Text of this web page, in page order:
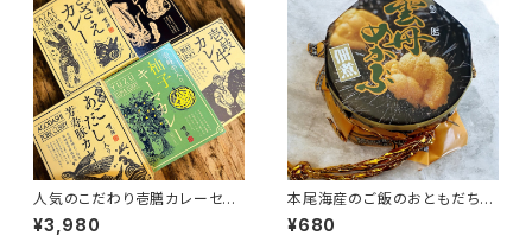
人気のこだわり壱膳カレーセッ
ト
¥3,980
本尾海産のご飯のおともだち＜
選択＞
¥680